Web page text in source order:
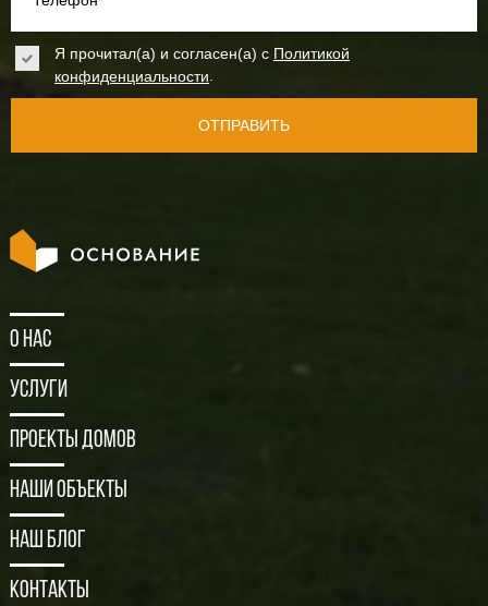
Я прочитал(а) и согласен(а) с Политикой
конфиденциальности.
ОТПРАВИТЬ
О нас
Услуги
Проекты домов
Наши объекты
Наш блог
Контакты